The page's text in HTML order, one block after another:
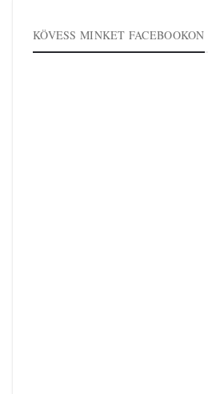
KÖVESS MINKET FACEBOOKON